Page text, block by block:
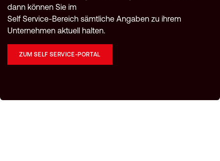
dann können Sie im
Self Service-Bereich sämtliche Angaben zu ihrem
Unternehmen aktuell halten.
ZUM SELF SERVICE-PORTAL